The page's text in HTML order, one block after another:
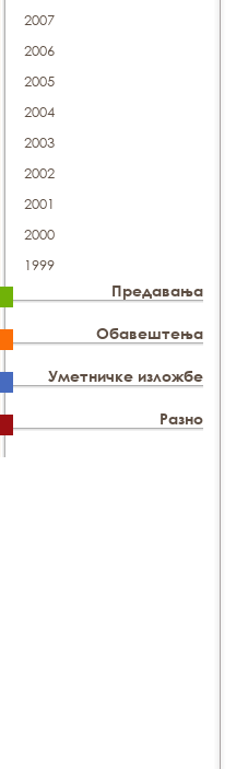
2007
2006
2005
2004
2003
2002
2001
2000
1999
Предавања
Обавештења
Уметничке изложбе
Разно